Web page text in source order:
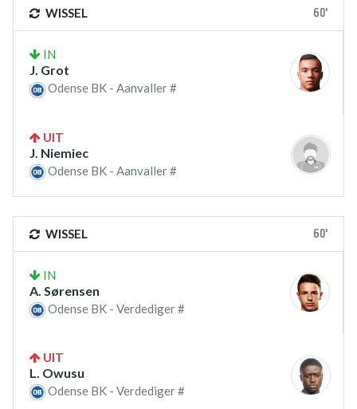
WISSEL 60'
IN
J. Grot
Odense BK - Aanvaller #
UIT
J. Niemiec
Odense BK - Aanvaller #
WISSEL 60'
IN
A. Sørensen
Odense BK - Verdediger #
UIT
L. Owusu
Odense BK - Verdediger #